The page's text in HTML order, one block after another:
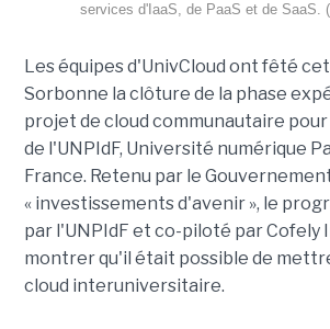
services d'IaaS, de PaaS et de SaaS.
Les équipes d'UnivCloud ont fêté
Sorbonne la clôture de la phase
projet de cloud communautaire
de l'UNPIdF, Université numérique
France. Retenu par le
« investissements d'avenir », le
par l'UNPIdF et co-piloté par Cofely
montrer qu'il était possible de
cloud interuniversitaire.